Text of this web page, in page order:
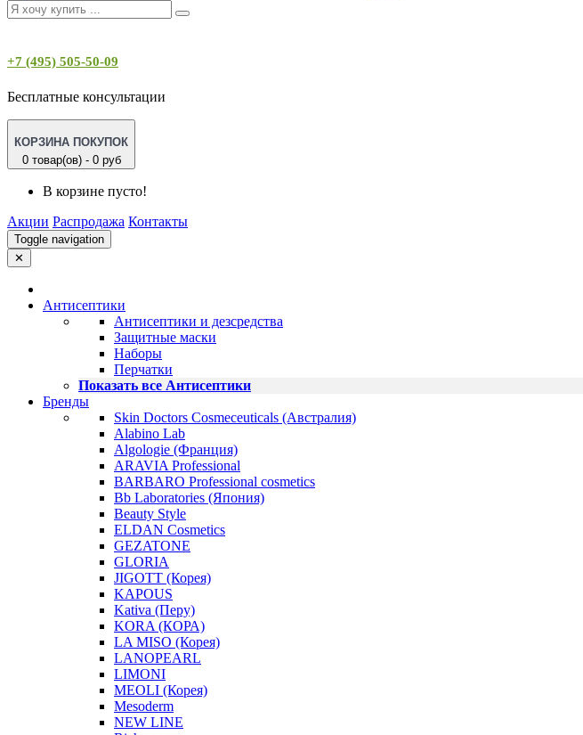
+7 (495) 505-50-09
Бесплатные консультации
КОРЗИНА ПОКУПОК
0 товар(ов) - 0 руб
В корзине пусто!
Акции Распродажа Контакты
Toggle navigation
✕
Антисептики
Антисептики и дезсредства
Защитные маски
Наборы
Перчатки
Показать все Антисептики
Бренды
Skin Doctors Cosmeceuticals (Австралия)
Alabino Lab
Algologie (Франция)
ARAVIA Professional
BARBARO Professional cosmetics
Bb Laboratories (Япония)
Beauty Style
ELDAN Cosmetics
GEZATONE
GLORIA
JIGOTT (Корея)
KAPOUS
Kativa (Перу)
KORA (КОРА)
LA MISO (Корея)
LANOPEARL
LIMONI
MEOLI (Корея)
Mesoderm
NEW LINE